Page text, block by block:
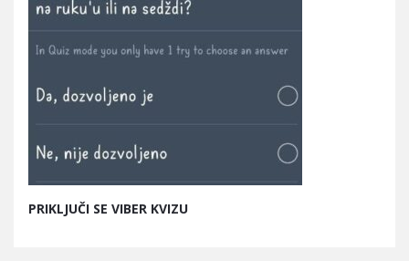
PRIKLJUČI SE VIBER KVIZU